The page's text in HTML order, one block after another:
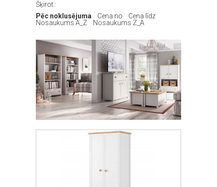
Šķirot::
Pēc noklusējuma
Cena no
Cena līdz
Nosaukums A_Z
Nosaukums Z_A